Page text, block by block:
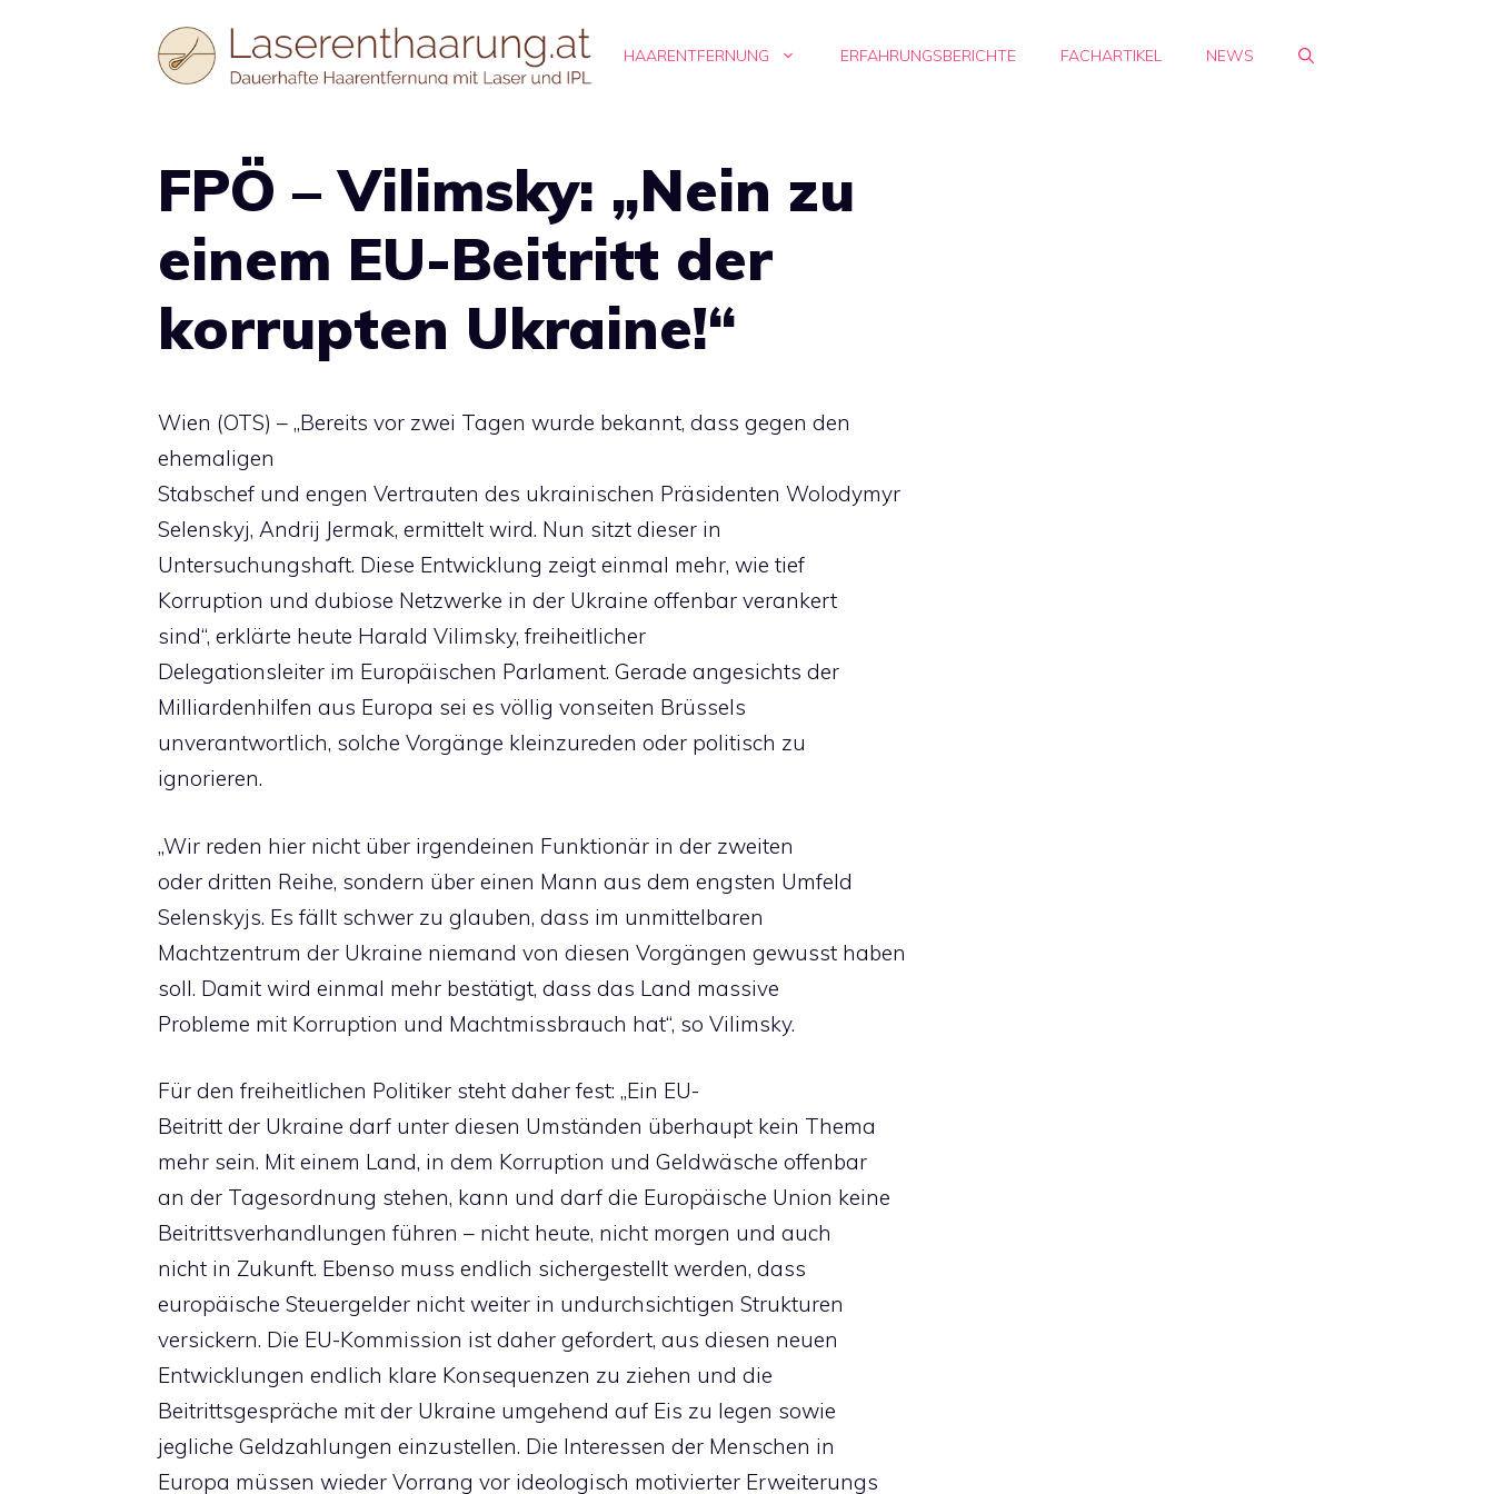
HAARENTFERNUNG ERFAHRUNGSBERICHTE FACHARTIKEL NEWS
FPÖ – Vilimsky: „Nein zu
einem EU-Beitritt der
korrupten Ukraine!“
Wien (OTS) – „Bereits vor zwei Tagen wurde bekannt, dass gegen den
ehemaligen
Stabschef und engen Vertrauten des ukrainischen Präsidenten Wolodymyr
Selenskyj, Andrij Jermak, ermittelt wird. Nun sitzt dieser in
Untersuchungshaft. Diese Entwicklung zeigt einmal mehr, wie tief
Korruption und dubiose Netzwerke in der Ukraine offenbar verankert
sind“, erklärte heute Harald Vilimsky, freiheitlicher
Delegationsleiter im Europäischen Parlament. Gerade angesichts der
Milliardenhilfen aus Europa sei es völlig vonseiten Brüssels
unverantwortlich, solche Vorgänge kleinzureden oder politisch zu
ignorieren.
„Wir reden hier nicht über irgendeinen Funktionär in der zweiten
oder dritten Reihe, sondern über einen Mann aus dem engsten Umfeld
Selenskyjs. Es fällt schwer zu glauben, dass im unmittelbaren
Machtzentrum der Ukraine niemand von diesen Vorgängen gewusst haben
soll. Damit wird einmal mehr bestätigt, dass das Land massive
Probleme mit Korruption und Machtmissbrauch hat“, so Vilimsky.
Für den freiheitlichen Politiker steht daher fest: „Ein EU-
Beitritt der Ukraine darf unter diesen Umständen überhaupt kein Thema
mehr sein. Mit einem Land, in dem Korruption und Geldwäsche offenbar
an der Tagesordnung stehen, kann und darf die Europäische Union keine
Beitrittsverhandlungen führen – nicht heute, nicht morgen und auch
nicht in Zukunft. Ebenso muss endlich sichergestellt werden, dass
europäische Steuergelder nicht weiter in undurchsichtigen Strukturen
versickern. Die EU-Kommission ist daher gefordert, aus diesen neuen
Entwicklungen endlich klare Konsequenzen zu ziehen und die
Beitrittsgespräche mit der Ukraine umgehend auf Eis zu legen sowie
jegliche Geldzahlungen einzustellen. Die Interessen der Menschen in
Europa müssen wieder Vorrang vor ideologisch motivierter Erweiterungs